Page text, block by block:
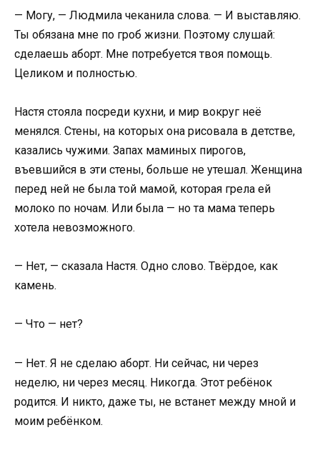
— Могу, — Людмила чеканила слова. — И выставляю.
Ты обязана мне по гроб жизни. Поэтому слушай:
сделаешь аборт. Мне потребуется твоя помощь.
Целиком и полностью.
Настя стояла посреди кухни, и мир вокруг неё
менялся. Стены, на которых она рисовала в детстве,
казались чужими. Запах маминых пирогов,
въевшийся в эти стены, больше не утешал. Женщина
перед ней не была той мамой, которая грела ей
молоко по ночам. Или была — но та мама теперь
хотела невозможного.
— Нет, — сказала Настя. Одно слово. Твёрдое, как
камень.
— Что — нет?
— Нет. Я не сделаю аборт. Ни сейчас, ни через
неделю, ни через месяц. Никогда. Этот ребёнок
родится. И никто, даже ты, не встанет между мной и
моим ребёнком.